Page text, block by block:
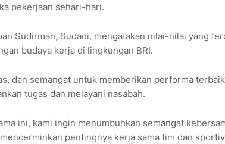
pekerjaan sehari-hari.
Sudirman, Sudadi, mengatakan nilai-nilai yang
budaya kerja di lingkungan BRI.
dan semangat untuk memberikan performa
tugas dan melayani nasabah.
ini, kami ingin menumbuhkan semangat
pentingnya kerja sama tim dan